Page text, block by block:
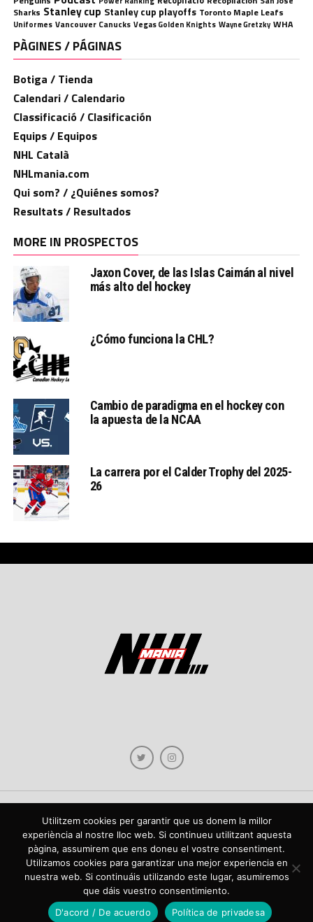
Sharks Stanley cup Stanley cup playoffs Toronto Maple Leafs
Uniformes Vancouver Canucks Vegas Golden Knights Wayne Gretzky WHA
PÀGINES / PÁGINAS
Botiga / Tienda
Calendari / Calendario
Classificació / Clasificación
Equips / Equipos
NHL Català
NHLmania.com
Qui som? / ¿Quiénes somos?
Resultats / Resultados
MORE IN PROSPECTOS
Jaxon Cover, de las Islas Caimán al nivel
más alto del hockey
¿Cómo funciona la CHL?
Cambio de paradigma en el hockey con
la apuesta de la NCAA
La carrera por el Calder Trophy del 2025-
26
Copyright © 2021 NHLmania.com. Tots els drets reservats / Todos los derechos
reservados. NHLmania és una web dedicada a la difusió de contingut sobre la
NHL, tant en català com en castellà. L'escut de NHLmania.com és propietat de la
web en qüestió. NHLmania es una web dedicada a la difusión de contenido sobre
la NHL, tanto en español como en catalán. El escudo deNHLmania.com es
propiedad de dicha web.
Utilitzem cookies per garantir que us donem la millor
experiència al nostre lloc web. Si continueu utilitzant aquesta
pàgina, assumirem que ens doneu el vostre consentiment.
Utilizamos cookies para garantizar una mejor experiencia en
nuestra web. Si continuáis utilizando este lugar, asumiremos
que dáis vuestro consentimiento.
D'acord / De acuerdo
Política de privadesa